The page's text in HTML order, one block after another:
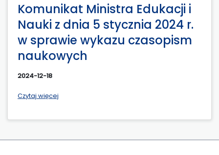
Komunikat Ministra Edukacji i
Nauki z dnia 5 stycznia 2024 r.
w sprawie wykazu czasopism
naukowych
2024-12-18
Czytaj więcej